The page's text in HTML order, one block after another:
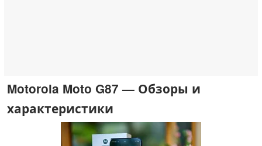
Motorola Moto G87 — Обзоры и
характеристики